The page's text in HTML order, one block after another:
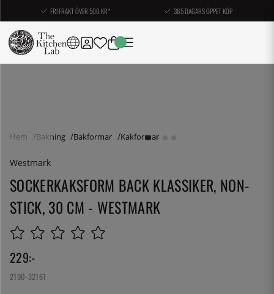
FRI FRAKT ÖVER 500 KR* 365 DAGARS ÖPPET KÖP
Hem Bakning Bakformar Kakformar
Westmark
SOCKERKAKSFORM BACK KLASSIKER, NON-
STICK, 30 CM - WESTMARK
229:-
2190-32161